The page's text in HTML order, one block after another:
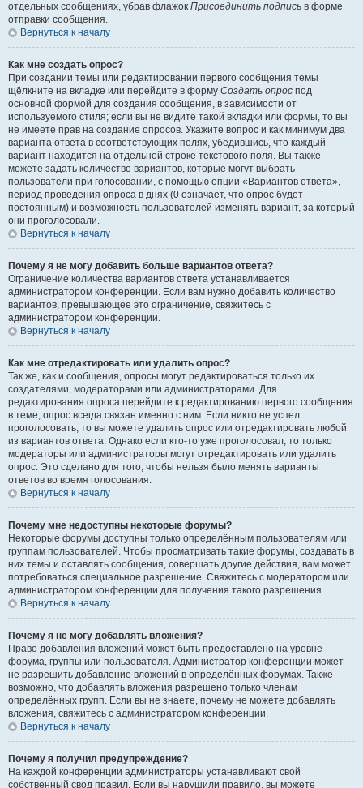
отдельных сообщениях, убрав флажок Присоединить подпись в форме
отправки сообщения.
Вернуться к началу
Как мне создать опрос?
При создании темы или редактировании первого сообщения темы
щёлкните на вкладке или перейдите в форму Создать опрос под
основной формой для создания сообщения, в зависимости от
используемого стиля; если вы не видите такой вкладки или формы, то вы
не имеете прав на создание опросов. Укажите вопрос и как минимум два
варианта ответа в соответствующих полях, убедившись, что каждый
вариант находится на отдельной строке текстового поля. Вы также
можете задать количество вариантов, которые могут выбрать
пользователи при голосовании, с помощью опции «Вариантов ответа»,
период проведения опроса в днях (0 означает, что опрос будет
постоянным) и возможность пользователей изменять вариант, за который
они проголосовали.
Вернуться к началу
Почему я не могу добавить больше вариантов ответа?
Ограничение количества вариантов ответа устанавливается
администратором конференции. Если вам нужно добавить количество
вариантов, превышающее это ограничение, свяжитесь с
администратором конференции.
Вернуться к началу
Как мне отредактировать или удалить опрос?
Так же, как и сообщения, опросы могут редактироваться только их
создателями, модераторами или администраторами. Для
редактирования опроса перейдите к редактированию первого сообщения
в теме; опрос всегда связан именно с ним. Если никто не успел
проголосовать, то вы можете удалить опрос или отредактировать любой
из вариантов ответа. Однако если кто-то уже проголосовал, то только
модераторы или администраторы могут отредактировать или удалить
опрос. Это сделано для того, чтобы нельзя было менять варианты
ответов во время голосования.
Вернуться к началу
Почему мне недоступны некоторые форумы?
Некоторые форумы доступны только определённым пользователям или
группам пользователей. Чтобы просматривать такие форумы, создавать в
них темы и оставлять сообщения, совершать другие действия, вам может
потребоваться специальное разрешение. Свяжитесь с модератором или
администратором конференции для получения такого разрешения.
Вернуться к началу
Почему я не могу добавлять вложения?
Право добавления вложений может быть предоставлено на уровне
форума, группы или пользователя. Администратор конференции может
не разрешить добавление вложений в определённых форумах. Также
возможно, что добавлять вложения разрешено только членам
определённых групп. Если вы не знаете, почему не можете добавлять
вложения, свяжитесь с администратором конференции.
Вернуться к началу
Почему я получил предупреждение?
На каждой конференции администраторы устанавливают свой
собственный свод правил. Если вы нарушили правило, вы можете